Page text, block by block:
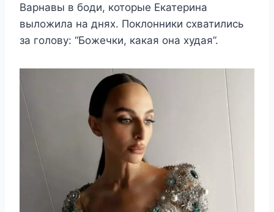
Варнавы в боди, которые Екатерина
выложила на днях. Поклонники схватились
за голову: “Божечки, какая она худая”.